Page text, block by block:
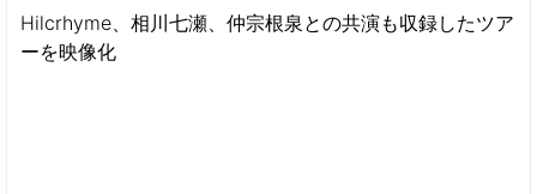
Hilcrhyme、相川七瀬、仲宗根泉との共演も収録したツア
ーを映像化